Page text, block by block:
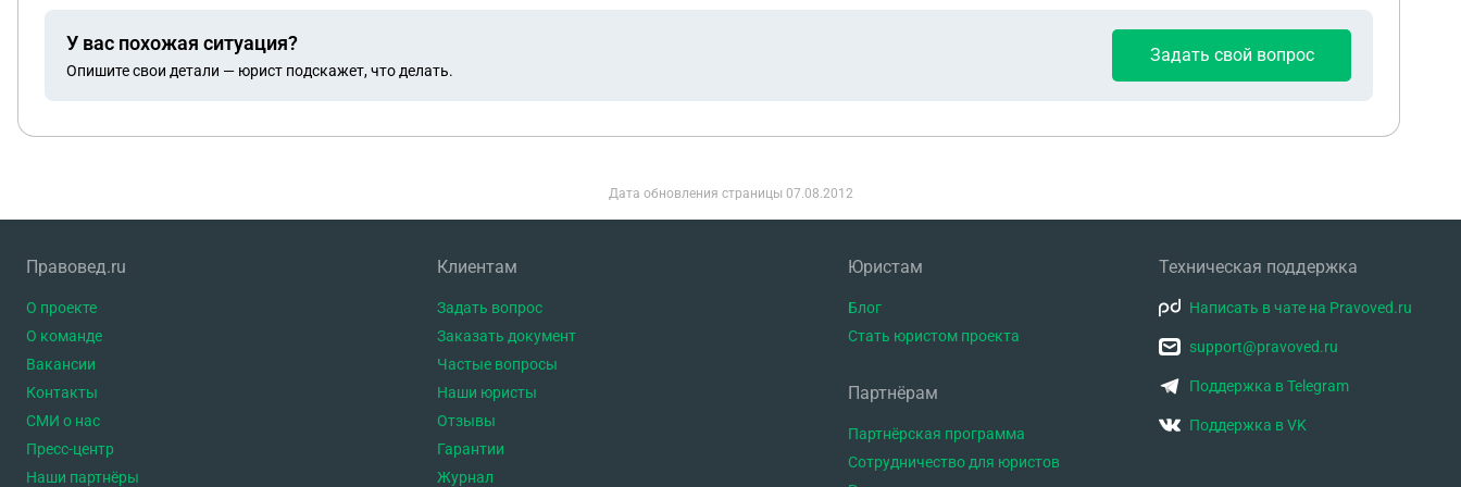
У вас похожая ситуация?
Опишите свои детали — юрист подскажет, что делать.
Задать свой вопрос
Дата обновления страницы 07.08.2012
Правовед.ru
О проекте
О команде
Вакансии
Контакты
СМИ о нас
Пресс-центр
Наши партнёры
Клиентам
Задать вопрос
Заказать документ
Частые вопросы
Наши юристы
Отзывы
Гарантии
Журнал
Юристам
Блог
Стать юристом проекта
Партнёрам
Партнёрская программа
Сотрудничество для юристов
Техническая поддержка
Написать в чате на Pravoved.ru
support@pravoved.ru
Поддержка в Telegram
Поддержка в VK